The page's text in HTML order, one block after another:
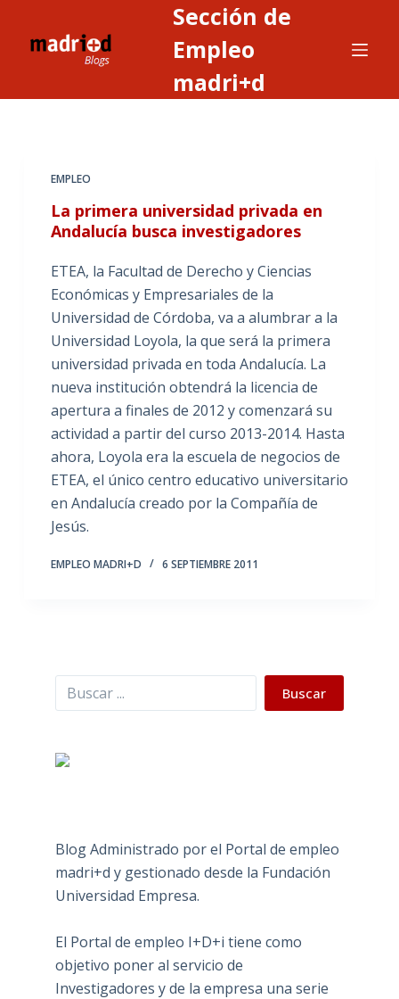
Sección de
Empleo
madri+d
EMPLEO
La primera universidad privada en
Andalucía busca investigadores
ETEA, la Facultad de Derecho y Ciencias
Económicas y Empresariales de la
Universidad de Córdoba, va a alumbrar a la
Universidad Loyola, la que será la primera
universidad privada en toda Andalucía. La
nueva institución obtendrá la licencia de
apertura a finales de 2012 y comenzará su
actividad a partir del curso 2013-2014. Hasta
ahora, Loyola era la escuela de negocios de
ETEA, el único centro educativo universitario
en Andalucía creado por la Compañía de
Jesús.
EMPLEO MADRI+D 6 SEPTIEMBRE 2011
Buscar Buscar
Blog Administrado por el Portal de empleo
madri+d y gestionado desde la Fundación
Universidad Empresa.
El Portal de empleo I+D+i tiene como
objetivo poner al servicio de
Investigadores y de la empresa una serie